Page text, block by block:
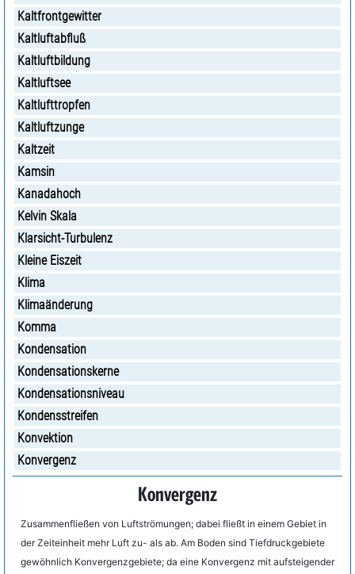
Kaltfrontgewitter
Kaltluftabfluß
Kaltluftbildung
Kaltluftsee
Kaltlufttropfen
Kaltluftzunge
Kaltzeit
Kamsin
Kanadahoch
Kelvin Skala
Klarsicht-Turbulenz
Kleine Eiszeit
Klima
Klimaänderung
Komma
Kondensation
Kondensationskerne
Kondensationsniveau
Kondensstreifen
Konvektion
Konvergenz
Konvergenz
Zusammenfließen von Luftströmungen; dabei fließt in einem Gebiet in
der Zeiteinheit mehr Luft zu- als ab. Am Boden sind Tiefdruckgebiete
gewöhnlich Konvergenzgebiete; da eine Konvergenz mit aufsteigender